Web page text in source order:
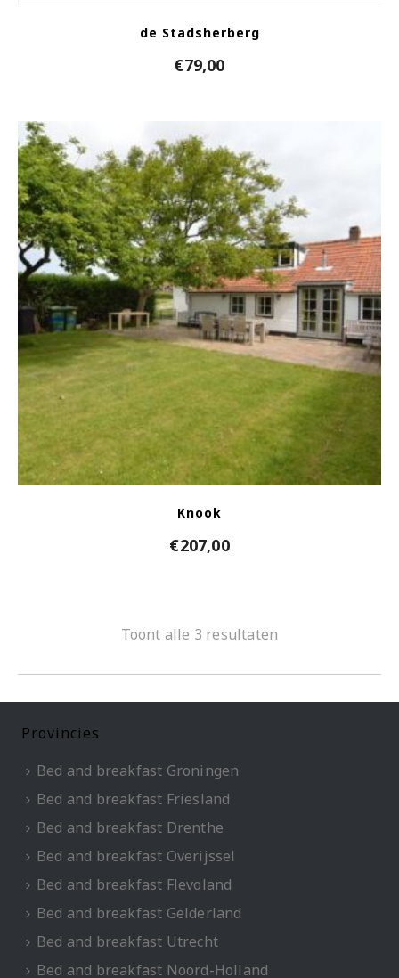
de Stadsherberg
€79,00
Knook
€207,00
Toont alle 3 resultaten
Provincies
Bed and breakfast Groningen
Bed and breakfast Friesland
Bed and breakfast Drenthe
Bed and breakfast Overijssel
Bed and breakfast Flevoland
Bed and breakfast Gelderland
Bed and breakfast Utrecht
Bed and breakfast Noord-Holland